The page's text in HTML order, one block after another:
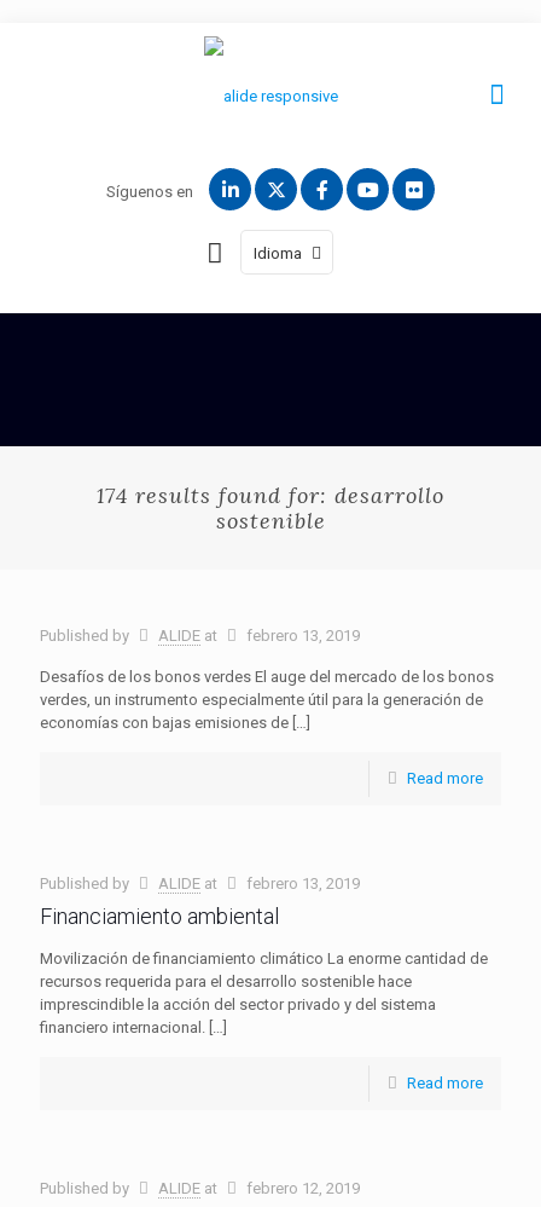
Síguenos en
Idioma
174 results found for: desarrollo
sostenible
Published by ALIDE at febrero 13, 2019
Desafíos de los bonos verdes El auge del mercado de los bonos
verdes, un instrumento especialmente útil para la generación de
economías con bajas emisiones de […]
Read more
Published by ALIDE at febrero 13, 2019
Financiamiento ambiental
Movilización de financiamiento climático La enorme cantidad de
recursos requerida para el desarrollo sostenible hace
imprescindible la acción del sector privado y del sistema
financiero internacional. […]
Read more
Published by ALIDE at febrero 12, 2019